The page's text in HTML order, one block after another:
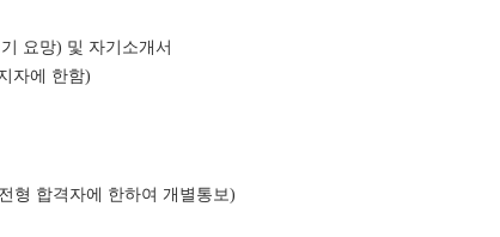
요망) 및 자기소개서
자에 한함)
형 합격자에 한하여 개별통보)